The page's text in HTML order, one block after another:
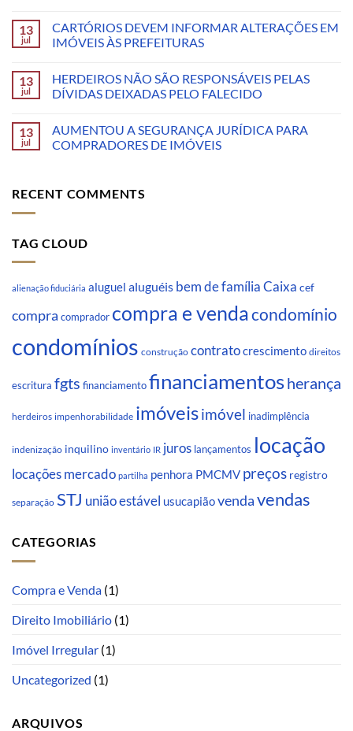
13
jul
CARTÓRIOS DEVEM INFORMAR ALTERAÇÕES EM
IMÓVEIS ÀS PREFEITURAS
13
jul
HERDEIROS NÃO SÃO RESPONSÁVEIS PELAS
DÍVIDAS DEIXADAS PELO FALECIDO
13
jul
AUMENTOU A SEGURANÇA JURÍDICA PARA
COMPRADORES DE IMÓVEIS
RECENT COMMENTS
TAG CLOUD
alienação fiduciária aluguel aluguéis bem de família Caixa cef
compra comprador compra e vendacondomínio
condomínios construção contratocrescimento direitos
escritura fgts financiamentofinanciamentosherança
herdeiros impenhorabilidade imóveisimóvel inadimplência
indenização inquilino inventário IR juros lançamentos locação
locações mercado partilha penhora PMCMV preços registro
separação STJ união estável usucapiãovendavendas
CATEGORIAS
Compra e Venda (1)
Direito Imobiliário (1)
Imóvel Irregular (1)
Uncategorized (1)
ARQUIVOS